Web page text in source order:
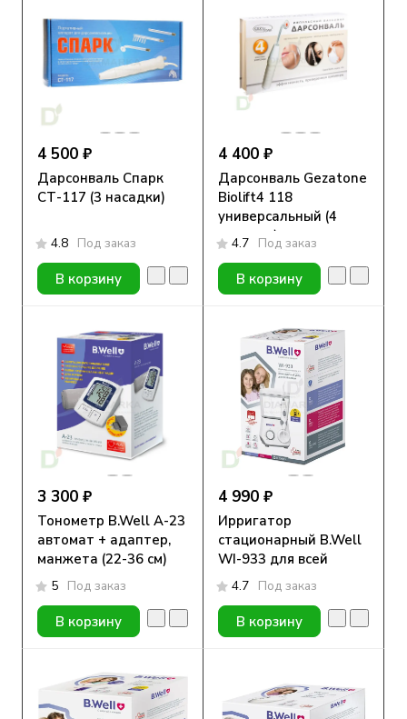
4 500 ₽
Дарсонваль Спарк
СТ-117 (3 насадки)
4.8 Под заказ
В корзину
4 400 ₽
Дарсонваль Gezatone
Biolift4 118
универсальный (4
насадки)
4.7 Под заказ
В корзину
3 300 ₽
Тонометр B.Well А-23
автомат + адаптер,
манжета (22-36 см)
5 Под заказ
В корзину
4 990 ₽
Ирригатор
стационарный B.Well
WI-933 для всей
семьи
4.7 Под заказ
В корзину